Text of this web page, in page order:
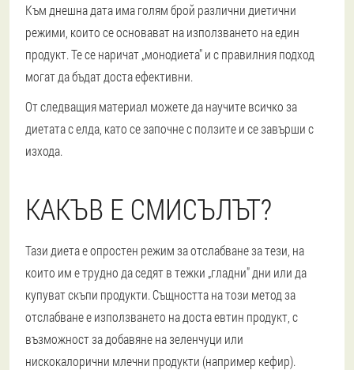
Към днешна дата има голям брой различни диетични
режими, които се основават на използването на един
продукт. Те се наричат „монодиета" и с правилния подход
могат да бъдат доста ефективни.
От следващия материал можете да научите всичко за
диетата с елда, като се започне с ползите и се завърши с
изхода.
КАКЪВ Е СМИСЪЛЪТ?
Тази диета е опростен режим за отслабване за тези, на
които им е трудно да седят в тежки „гладни" дни или да
купуват скъпи продукти. Същността на този метод за
отслабване е използването на доста евтин продукт, с
възможност за добавяне на зеленчуци или
нискокалорични млечни продукти (например кефир).